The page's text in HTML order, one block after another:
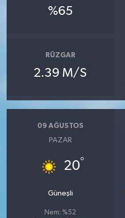
%65
RÜZGAR
2.39 M/S
09 AĞUSTOS
PAZAR
20°
Güneşli
Nem: %52